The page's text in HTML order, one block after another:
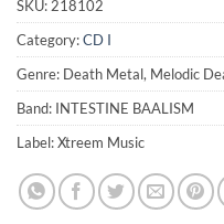
SKU: 218102
Category:CD I
Genre: Death Metal, Melodic
Band: INTESTINE BAALISM
Label: Xtreem Music